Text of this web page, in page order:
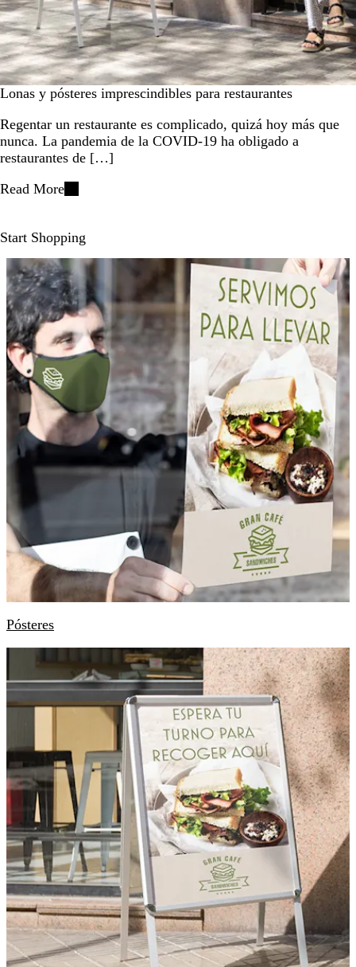
Lonas y pósteres imprescindibles para restaurantes
Regentar un restaurante es complicado, quizá hoy más que
nunca. La pandemia de la COVID-19 ha obligado a
restaurantes de […]
Read More
Start Shopping
Pósteres